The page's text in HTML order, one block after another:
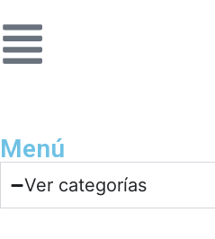
Menú
Ver categorías